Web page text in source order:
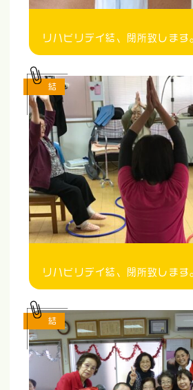
リハビリデイ結、閉所致しま
リハビリデイ結、閉所致しま
結
結